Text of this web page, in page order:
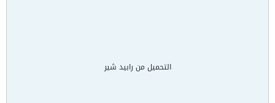
التحميل من رابيد شير